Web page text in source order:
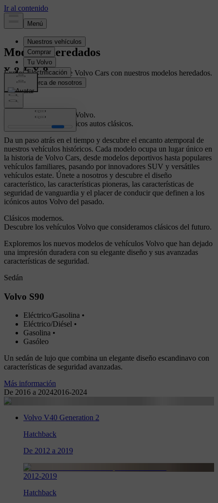
Modelos heredados
Explora la herencia de Volvo Cars con nuestros modelos heredados.
Modelos heredados de Volvo.
Descubre nuestros icónicos autos clásicos.
Da un paso atrás en el tiempo y descubre el encanto atemporal de
nuestros vehículos históricos. Cada modelo ocupa un lugar único en
la historia de Volvo Cars, desde modelos deportivos hasta populares
vehículos familiares, pasando por innovadores SUV y versátiles
vehículos estate. Únete a nosotros y descubre el diseño
característico, las características pioneras, las características de
seguridad de vanguardia y el placer de conducir que definen a los
icónicos autos Volvo del pasado.
Clásicos modernos.
Descubre los vehículos Volvo que consideramos clásicos del futuro.
Exploremos los nuevos modelos de vehículos Volvo que han dejado
una impresión duradera con su elegante diseño y sus avanzadas
características de seguridad.
Sedán
Volvo S90
Eléctrico/Gasolina •
Eléctrico/Diésel •
Gasolina •
Gasóleo
Un sedán de lujo que combina un elegante diseño escandinavo con
características de seguridad avanzadas.
Más información
De 2016 a 20242016-2024
Volvo V40 Generation 2
Hatchback
De 2012 a 2019
2012-2019
Hatchback